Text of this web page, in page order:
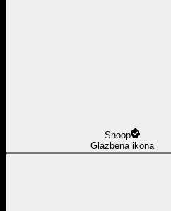
Snoop
Glazbena ikona